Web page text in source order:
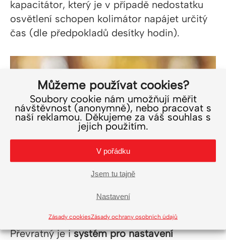
Můžeme používat cookies?
Soubory cookie nám umožňují měřit
návštěvnost (anonymně), nebo pracovat s
naší reklamou. Děkujeme za váš souhlas s
jejich použitím.
V pořádku
Jsem tu tajně
Nastavení
Zásady cookiesZásady ochrany osobních údajů
kapacitátor, který je v případě nedostatku
osvětlení schopen kolimátor napájet určitý
čas (dle předpokladů desítky hodin).
Převratný je isystém pro nastavení